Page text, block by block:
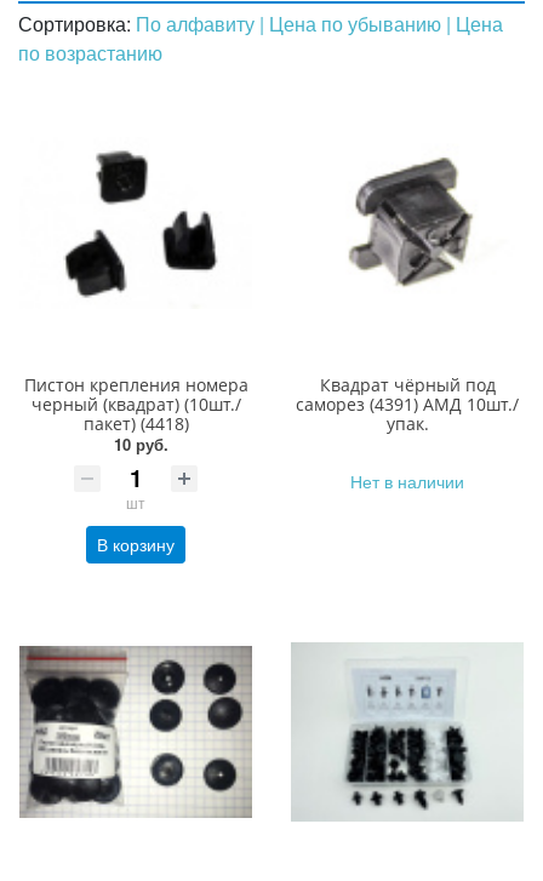
Сортировка: По алфавиту | Цена по убыванию | Цена
по возрастанию
Пистон крепления номера
черный (квадрат) (10шт./
пакет) (4418)
10 руб.
шт
В корзину
Квадрат чёрный под
саморез (4391) АМД 10шт./
упак.
Нет в наличии